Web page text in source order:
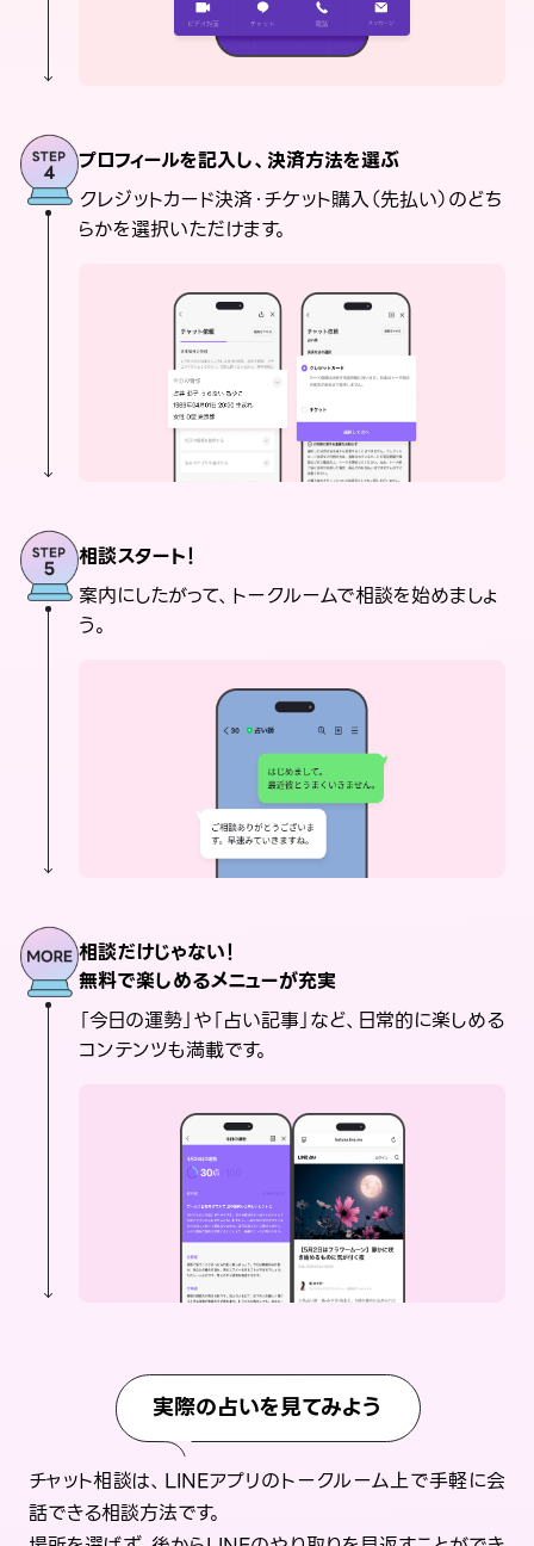
プロフィールを記入し、決済方法を選ぶ
クレジットカード決済・チケット購入（先払い）のどち
らかを選択いただけます。
相談スタート！
案内にしたがって、トークルームで相談を始めましょ
う。
相談だけじゃない！
無料で楽しめるメニューが充実
「今日の運勢」や「占い記事」など、日常的に楽しめる
コンテンツも満載です。
実際の占いを見てみよう
チャット相談は、LINEアプリのトークルーム上で手軽に会
話できる相談方法です。